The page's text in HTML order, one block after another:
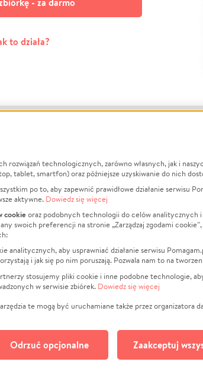
to działa?
Informacje
Jak to działa?
Regulamin
Polityka Prywatności
Kontakt
Porównanie serwisów
Polityka plików cookie
Zarządzaj zgodami cookie
O nas
Opinie
Raporty
Za darmo
Dla NGO
Fundacja
Polski
rozwiązań technologicznych, zarówno własnych, jak i
tablet, smartfon) oraz późniejsze uzyskiwanie do nich
po to, aby zapewnić prawidłowe działanie serwisu
aktywne. Dowiedz się więcej
cookieoraz podobnych technologii do celów analitycznych
swoich preferencji na stronie „Zarządzaj zgodami
analitycznych, aby usprawniać działanie serwisu
i jak się po nim poruszają. Pozwala nam to na
stosujemy pliki cookie i inne podobne technologie,
w serwisie zbiórek. Dowiedz się więcej
te mogą być uruchamiane także przez organizatora
Odrzuć opcjonalne Zaakceptuj